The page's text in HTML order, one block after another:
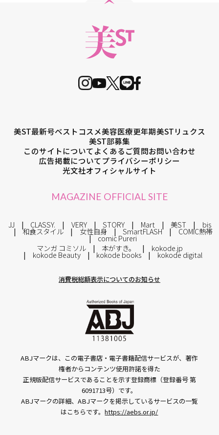
美ST最新号ベストコスメ美容医療更年期美STリュクス
美ST部募集
このサイトについてよくあるご質問お問い合わせ
広告掲載についてプライバシーポリシー
光文社オフィシャルサイト
MAGAZINE OFFICIAL SITE
JJ CLASSY. VERY STORY Mart 美ST bis
和食スタイル 女性自身 SmartFLASH COMIC熱帯
comic Pureri
マンガ コミソル
本がすき。 kokode.jp
kokode Beauty kokode books kokode digital
消費税総額表示についてのお知らせ
ABJマークは、この電子書店・電子書籍配信サービスが、著作
権者からコンテンツ使用許諾を得た
正規版配信サービスであることを示す登録商標（登録番号 第
6091713号）です。
ABJマークの詳細、ABJマークを掲示しているサービスの一覧
はこちらです。https://aebs.or.jp/